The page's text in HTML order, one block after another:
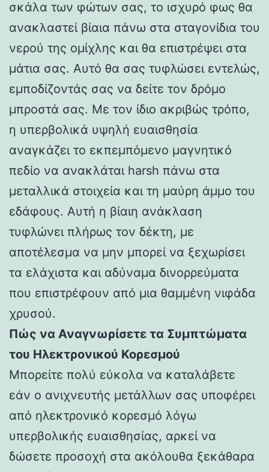
σκάλα των φώτων σας, το ισχυρό φως θα
ανακλαστεί βίαια πάνω στα σταγονίδια του
νερού της ομίχλης και θα επιστρέψει στα
μάτια σας. Αυτό θα σας τυφλώσει εντελώς,
εμποδίζοντάς σας να δείτε τον δρόμο
μπροστά σας. Με τον ίδιο ακριβώς τρόπο,
η υπερβολικά υψηλή ευαισθησία
αναγκάζει το εκπεμπόμενο μαγνητικό
πεδίο να ανακλάται harsh πάνω στα
μεταλλικά στοιχεία και τη μαύρη άμμο του
εδάφους. Αυτή η βίαιη ανάκλαση
τυφλώνει πλήρως τον δέκτη, με
αποτέλεσμα να μην μπορεί να ξεχωρίσει
τα ελάχιστα και αδύναμα δινορρεύματα
που επιστρέφουν από μια θαμμένη νιφάδα
χρυσού.
Πώς να Αναγνωρίσετε τα Συμπτώματα
του Ηλεκτρονικού Κορεσμού
Μπορείτε πολύ εύκολα να καταλάβετε
εάν ο ανιχνευτής μετάλλων σας υποφέρει
από ηλεκτρονικό κορεσμό λόγω
υπερβολικής ευαισθησίας, αρκεί να
δώσετε προσοχή στα ακόλουθα ξεκάθαρα